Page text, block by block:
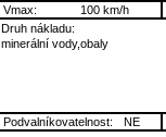
Vmax: 100 km/h
Druh nákladu:
minerální vody,obaly
Podvalníkovatelnost: NE